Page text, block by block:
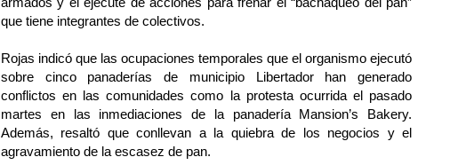
que tiene integrantes de colectivos.
Rojas indicó que las ocupaciones temporales que el organismo ejecutó
sobre cinco panaderías de municipio Libertador han generado
conflictos en las comunidades como la protesta ocurrida el pasado
martes en las inmediaciones de la panadería Mansion’s Bakery.
Además, resaltó que conllevan a la quiebra de los negocios y el
agravamiento de la escasez de pan.